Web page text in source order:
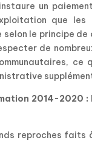
un
que les
selon le principe
de
ce
2014-2020 :
reproches faits